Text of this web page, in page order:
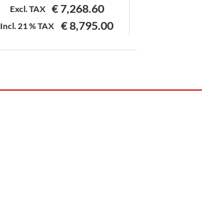
Excl. TAX €7,268.60
Incl.21 %TAX €8,795.00
Dit
heeft